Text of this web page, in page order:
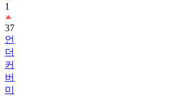
1
37
언
더
커
버
미